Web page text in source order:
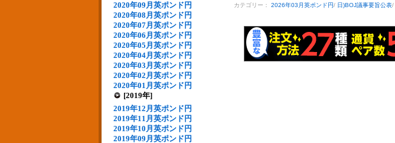
2020年09月英ポンド円
2020年08月英ポンド円
2020年07月英ポンド円
2020年06月英ポンド円
2020年05月英ポンド円
2020年04月英ポンド円
2020年03月英ポンド円
2020年02月英ポンド円
2020年01月英ポンド円
[2019年]
2019年12月英ポンド円
2019年11月英ポンド円
2019年10月英ポンド円
2019年09月英ポンド円
カテゴリー： 2026年03月英ポンド円/ 日)BOJ議事要旨公表/